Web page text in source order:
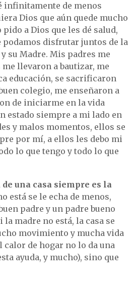
infinitamente de menos
Dios que aún quede mucho
a Dios que les dé salud,
podamos disfrutar juntos de la
su Madre. Mis padres me
llevaron a bautizar, me
educación, se sacrificaron
colegio, me enseñaron a
de iniciarme en la vida
estado siempre a mi lado en
y malos momentos, ellos se
por mí, a ellos les debo mi
lo que tengo y todo lo que
una casa siempre es la
está se le echa de menos,
padre y un padre bueno
la madre no está, la casa se
movimiento y mucha vida
calor de hogar no lo da una
ayuda, y mucho), sino que